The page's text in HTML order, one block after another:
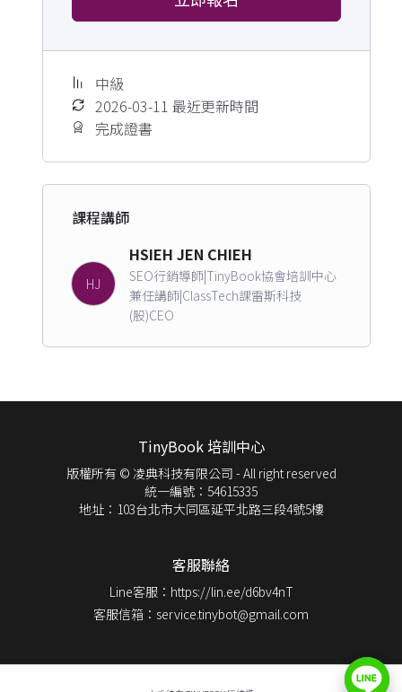
中級
2026-03-11 最近更新時間
完成證書
課程講師
HJ
HSIEH JEN CHIEH
SEO行銷導師|TinyBook協會培訓中心
兼任講師|ClassTech課雷斯科技
(股)CEO
TinyBook 培訓中心
版權所有 © 凌典科技有限公司 - All right reserved
統一編號：54615335
地址：103台北市大同區延平北路三段4號5樓
客服聯絡
Line客服：https://lin.ee/d6bv4nT
客服信箱：service.tinybot@gmail.com